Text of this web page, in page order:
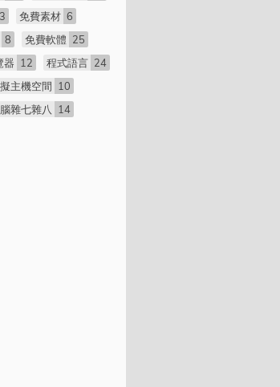
免費素材 6
8 免費軟體 25
器 12 程式語言 24
主機空間
10
雜七雜八 14